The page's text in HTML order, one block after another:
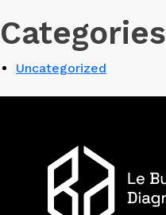
Categories
Uncategorized